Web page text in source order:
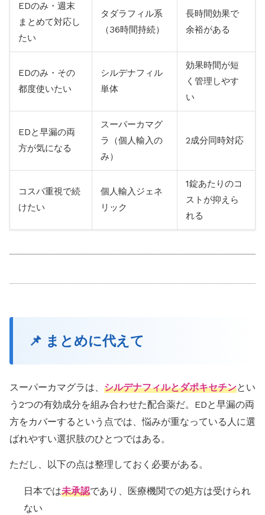
EDのみ・週末
まとめて対応し
たい
タダラフィル系
（36時間持続）
長時間効果で
余裕がある
EDのみ・その
都度使いたい
シルデナフィル
単体
効果時間が短
く管理しやす
い
EDと早漏の両
方が気になる
スーパーカマグ
ラ（個人輸入の
み）
2成分同時対応
コスパ重視で続
けたい
個人輸入ジェネ
リック
1錠あたりのコ
ストが抑えら
れる
📌 まとめに代えて
スーパーカマグラは、 シルデナフィルとダポキセチンとい
う2つの有効成分を組み合わせた配合薬だ。EDと早漏の両
方をカバーするという点では、悩みが重なっている人に選
ばれやすい選択肢のひとつではある。
ただし、以下の点は整理しておく必要がある。
日本では未承認であり、医療機関での処方は受けられ
ない